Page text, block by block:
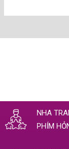
NHA
PHÍM